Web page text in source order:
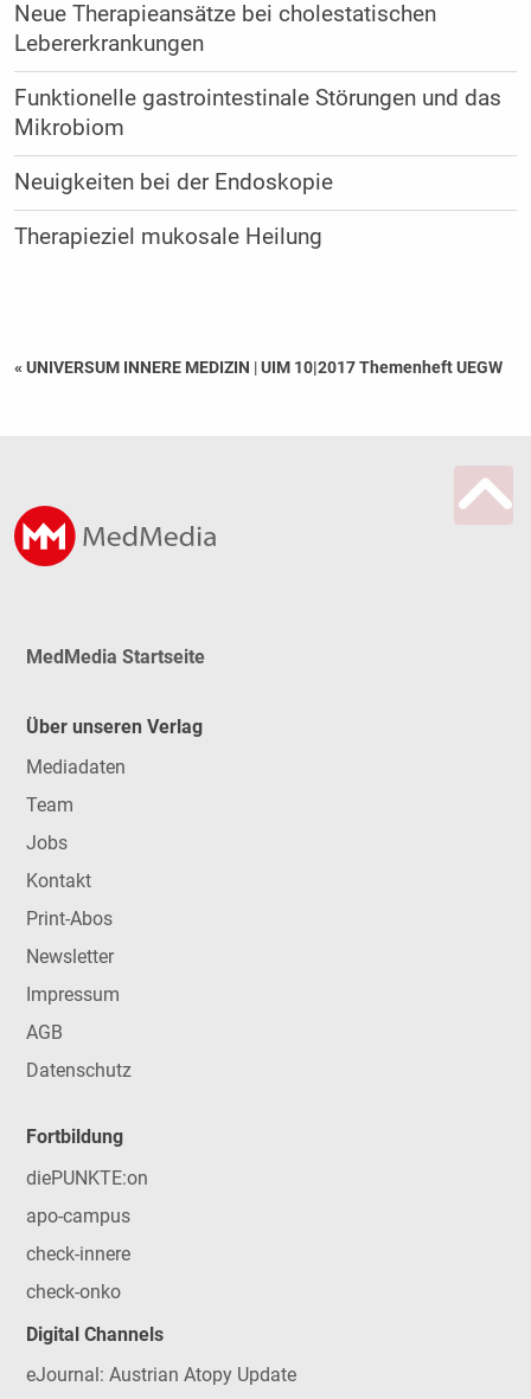
Neue Therapieansätze bei cholestatischen
Lebererkrankungen
Funktionelle gastrointestinale Störungen und das
Mikrobiom
Neuigkeiten bei der Endoskopie
Therapieziel mukosale Heilung
« UNIVERSUM INNERE MEDIZIN |UIM 10|2017 Themenheft UEGW
MedMedia Startseite
Über unseren Verlag
Mediadaten
Team
Jobs
Kontakt
Print-Abos
Newsletter
Impressum
AGB
Datenschutz
Fortbildung
diePUNKTE:on
apo-campus
check-innere
check-onko
Digital Channels
eJournal: Austrian Atopy Update